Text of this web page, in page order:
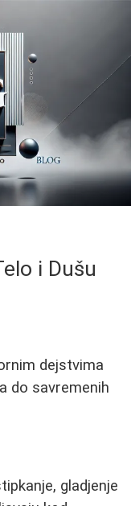
i Dušu
dejstvima
do savremenih
gladjenje